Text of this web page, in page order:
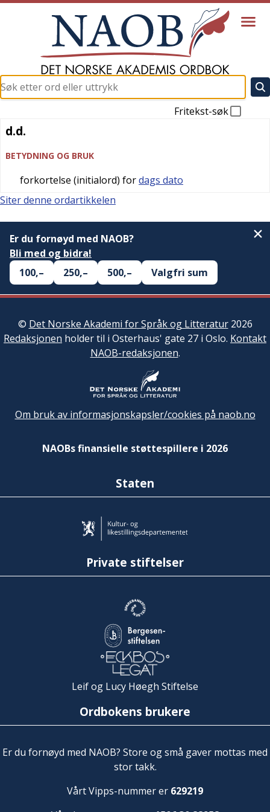
Fritekst-søk
d.d.
d.d.
BETYDNING OG BRUK
forkortelse (initialord) fordags dato
Siter denne ordartikkelen
Er du fornøyd med NAOB?
Bli med og bidra!
100,–
250,– 500,– Valgfri sum
© Det Norske Akademi for Språk og Litteratur2026
Redaksjonen holder til i Osterhaus' gate 27 i Oslo. Kontakt
NAOB-redaksjonen.
Om bruk av informasjonskapsler/cookies på naob.no
NAOBs finansielle støttespillere i 2026
Staten
Private stiftelser
Leif og Lucy Høegh Stiftelse
Ordbokens brukere
Er du fornøyd med NAOB? Store og små gaver mottas med
stor takk.
Vårt Vipps-nummer er 629219